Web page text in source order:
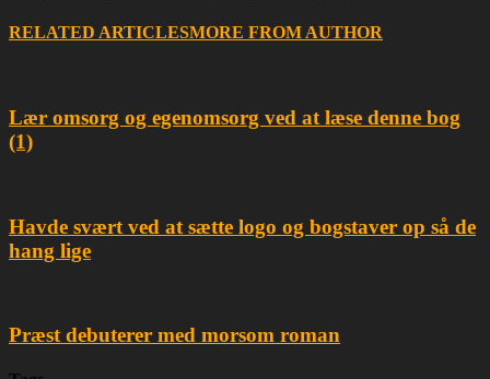
RELATED ARTICLESMORE FROM AUTHOR
Lær omsorg og egenomsorg ved at læse denne bog
(1)
Havde svært ved at sætte logo og bogstaver op så de
hang lige
Præst debuterer med morsom roman